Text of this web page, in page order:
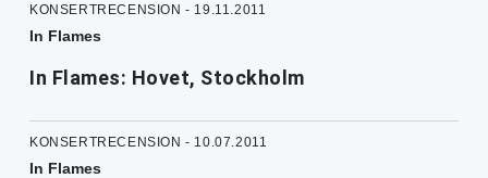
KONSERTRECENSION - 19.11.2011
In Flames
In Flames: Hovet, Stockholm
KONSERTRECENSION - 10.07.2011
In Flames